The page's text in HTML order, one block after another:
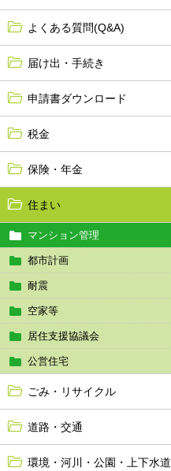
よくある質問(Q&A)
届け出・手続き
申請書ダウンロード
税金
保険・年金
住まい
マンション管理
都市計画
耐震
空家等
居住支援協議会
公営住宅
ごみ・リサイクル
道路・交通
環境・河川・公園・上下水道